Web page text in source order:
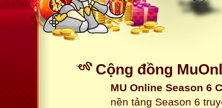
Cộng đồng
MU Online Season 6
nền tảng Season 6